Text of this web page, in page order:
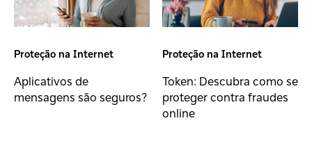
Proteção na Internet
Aplicativos de
mensagens são seguros?
Proteção na Internet
Token: Descubra como se
proteger contra fraudes
online